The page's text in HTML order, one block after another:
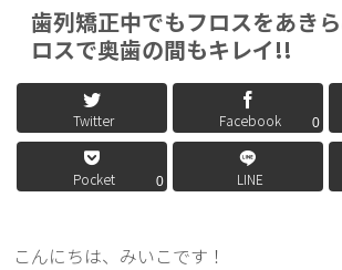
歯列矯正中でもフロスをあき
ロスで奥歯の間もキレイ!!
Twitter Facebook 0
Pocket 0 LINE
こんにちは、みいこです！